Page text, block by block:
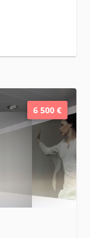
6 500 €